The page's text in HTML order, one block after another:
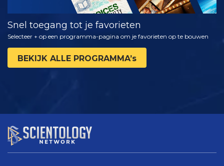
Snel toegang tot je favorieten
Selecteer + op een programma-pagina om je favorieten op te bouwen
BEKIJK ALLE PROGRAMMA’s